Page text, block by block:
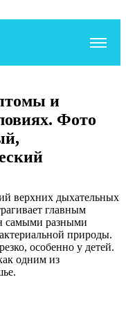
и
Фото
верхних дыхательных
главным
самыми разными
природы.
особенно у детей.
одним из